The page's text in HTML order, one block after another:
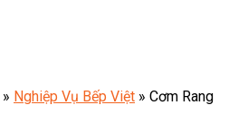
» Nghiệp Vụ Bếp Việt » Cơm Rang